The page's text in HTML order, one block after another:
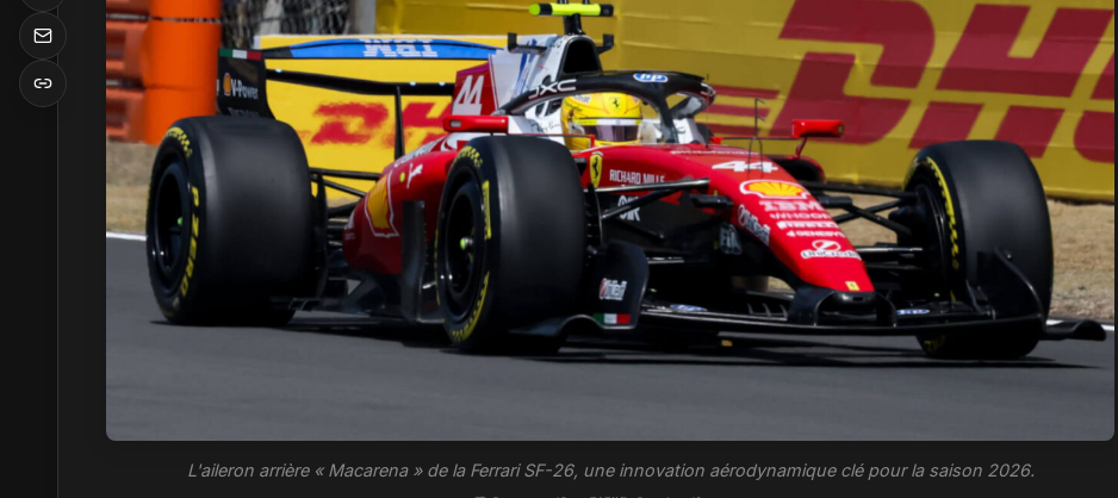
L'aileron arrière « Macarena » de la Ferrari SF-26, une innovation aérodynamique clé pour la saison 2026.